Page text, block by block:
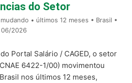
do Setor
• últimos 12 meses • Brasil •
06/2026
Portal Salário / CAGED, o setor
6422-1/00) movimentou
nos últimos 12 meses,